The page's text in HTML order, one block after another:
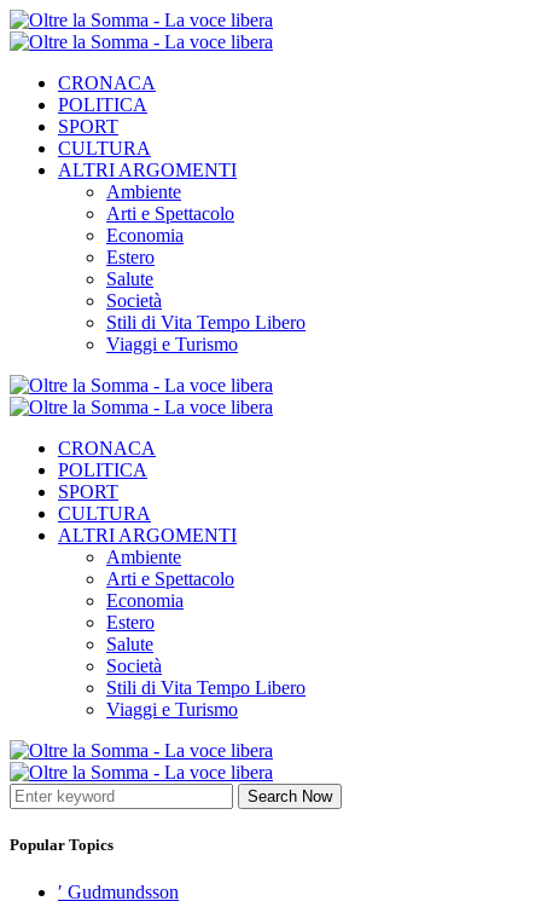
CRONACA
POLITICA
SPORT
CULTURA
ALTRI ARGOMENTI
Ambiente
Arti e Spettacolo
Economia
Estero
Salute
Società
Stili di Vita Tempo Libero
Viaggi e Turismo
CRONACA
POLITICA
SPORT
CULTURA
ALTRI ARGOMENTI
Ambiente
Arti e Spettacolo
Economia
Estero
Salute
Società
Stili di Vita Tempo Libero
Viaggi e Turismo
Search Now
Popular Topics
′ Gudmundsson